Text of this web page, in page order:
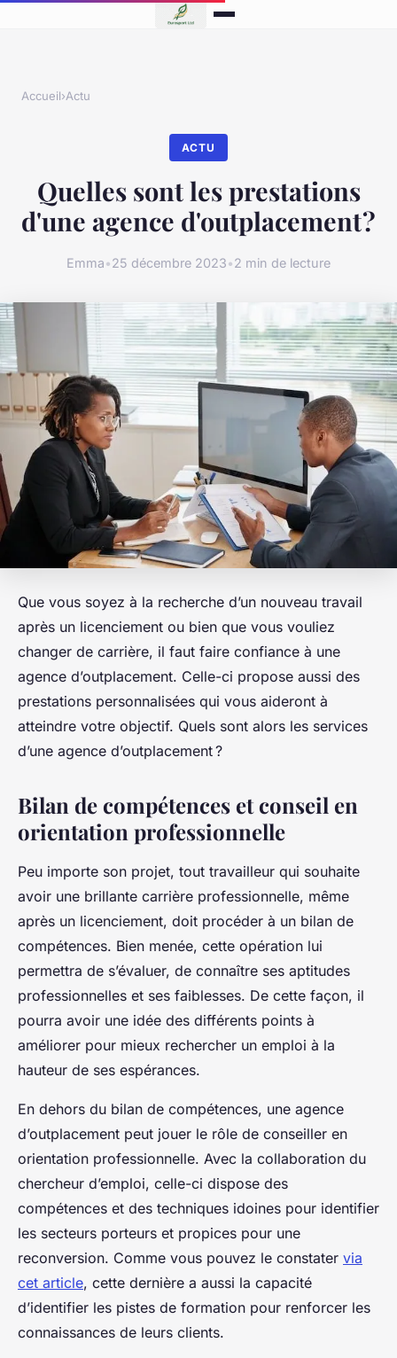
Accueil›Actu
ACTU
Quelles sont les prestations
d'une agence d'outplacement ?
Emma•25 décembre 2023•2 min de lecture
Que vous soyez à la recherche d’un nouveau travail
après un licenciement ou bien que vous vouliez
changer de carrière, il faut faire confiance à une
agence d’outplacement. Celle-ci propose aussi des
prestations personnalisées qui vous aideront à
atteindre votre objectif. Quels sont alors les services
d’une agence d’outplacement ?
Bilan de compétences et conseil en
orientation professionnelle
Peu importe son projet, tout travailleur qui souhaite
avoir une brillante carrière professionnelle, même
après un licenciement, doit procéder à un bilan de
compétences. Bien menée, cette opération lui
permettra de s’évaluer, de connaître ses aptitudes
professionnelles et ses faiblesses. De cette façon, il
pourra avoir une idée des différents points à
améliorer pour mieux rechercher un emploi à la
hauteur de ses espérances.
En dehors du bilan de compétences, une agence
d’outplacement peut jouer le rôle de conseiller en
orientation professionnelle. Avec la collaboration du
chercheur d’emploi, celle-ci dispose des
compétences et des techniques idoines pour identifier
les secteurs porteurs et propices pour une
reconversion. Comme vous pouvez le constater via
cet article, cette dernière a aussi la capacité
d’identifier les pistes de formation pour renforcer les
connaissances de leurs clients.